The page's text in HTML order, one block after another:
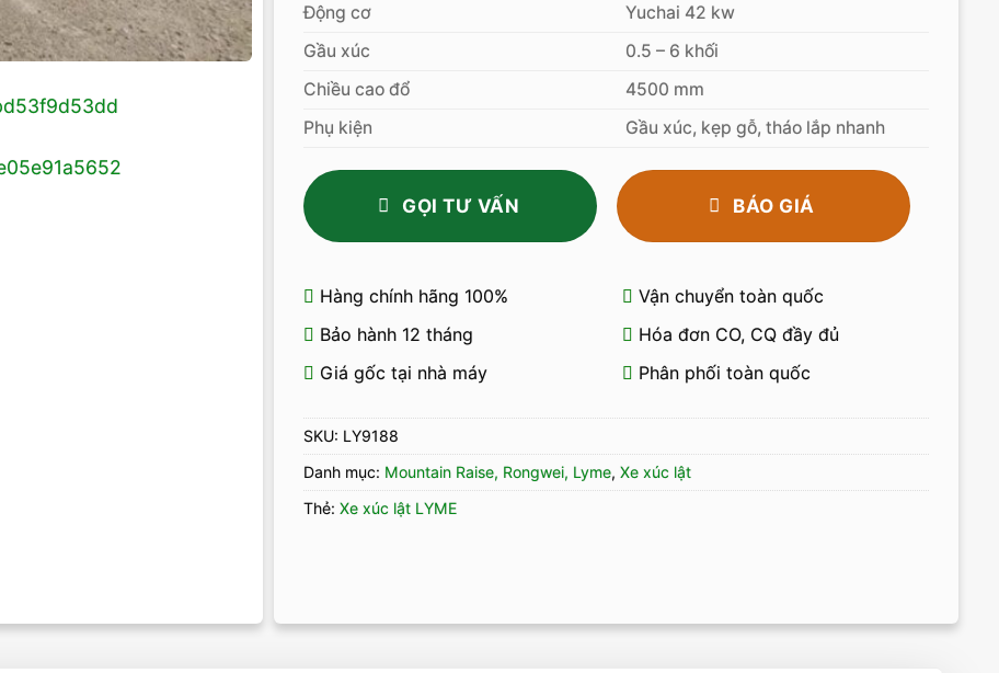
Động cơ
Yuchai 42 kw
Gầu xúc
0.5 – 6 khối
Chiều cao đổ
4500 mm
Phụ kiện
Gầu xúc, kẹp gỗ, tháo lắp nhanh
GỌI TƯ VẤN BÁO GIÁ
Hàng chính hãng 100%
Vận chuyển toàn quốc
Bảo hành 12 tháng
Hóa đơn CO, CQ đầy đủ
Giá gốc tại nhà máy
Phân phối toàn quốc
SKU: LY9188
Danh mục: Mountain Raise, Rongwei, Lyme, Xe xúc lật
Thẻ: Xe xúc lật LYME